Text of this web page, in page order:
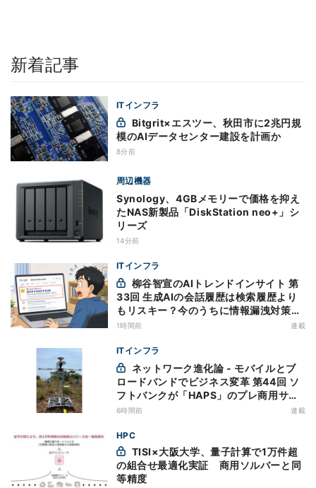
新着記事
ITインフラ
模のAIデータセンター建設を計画か
8分前
周辺機器
Synology、4GBメモリーで価格を抑え
たNAS新製品「DiskStation neo+」シ
リーズ
14分前
ITインフラ
33回 生成AIの会話履歴は検索履歴より
もリスキー？今のうちに情報漏洩対策を
万全にしておこう
1時間前 連載
ITインフラ
ロードバンドでビジネス変革 第44回 ソ
フトバンクが「HAPS」のプレ商用サー
ビス開始を表明、本格的な商用展開のめ
6時間前 連載
HPC
の組合せ最適化実証 商用ソルバーと同
等精度